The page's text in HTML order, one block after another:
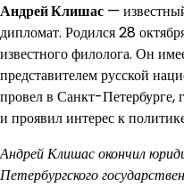
Андрей Клишас —
дипломат. Родился 28
известного филолога. Он
представителем русской
провел в Санкт-Петербурге,
и проявил интерес к
Андрей Клишас окончил
Петербургского